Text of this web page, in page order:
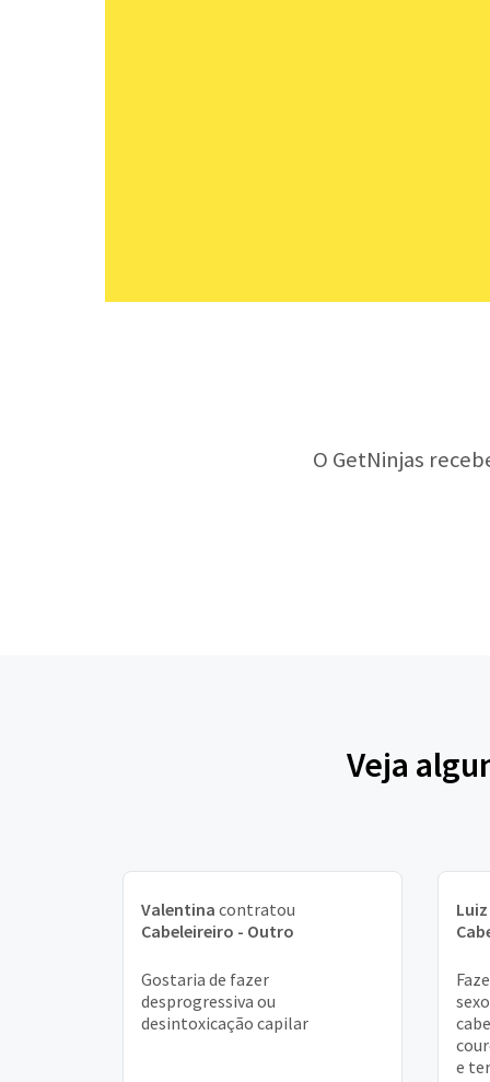
O GetNinjas
Veja
Valentina contratou
Cabeleireiro - Outro
Gostaria de fazer
desprogressiva ou
desintoxicação capilar
e